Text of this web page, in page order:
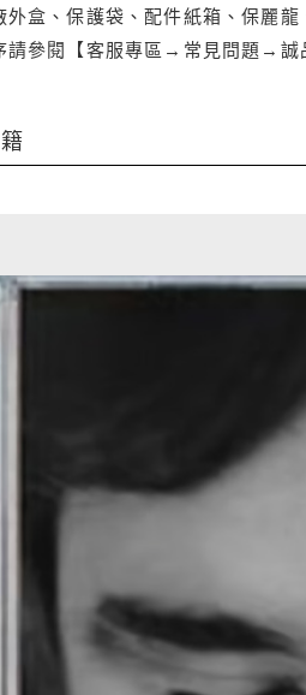
外盒、保護袋、配件紙箱、保麗龍
請參閱【客服專區→常見問題→誠